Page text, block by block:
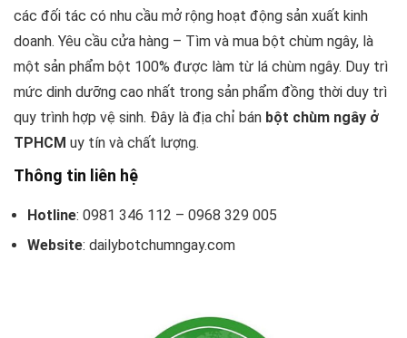
các đối tác có nhu cầu mở rộng hoạt động sản xuất kinh
doanh. Yêu cầu cửa hàng – Tìm và mua bột chùm ngây, là
một sản phẩm bột 100% được làm từ lá chùm ngây. Duy trì
mức dinh dưỡng cao nhất trong sản phẩm đồng thời duy trì
quy trình hợp vệ sinh. Đây là địa chỉ bán bột chùm ngây ở
TPHCM uy tín và chất lượng.
Thông tin liên hệ
Hotline: 0981 346 112 – 0968 329 005
Website: dailybotchumngay.com